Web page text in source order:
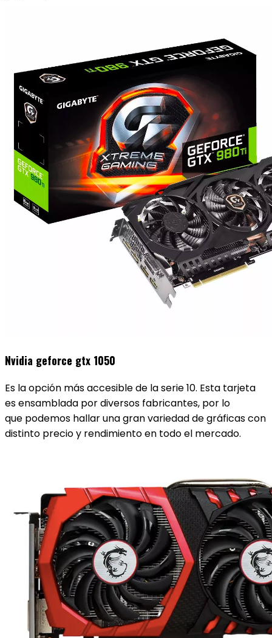
Nvidia geforce gtx 1050
Es la opción más accesible de la serie 10. Esta tarjeta
es ensamblada por diversos fabricantes, por lo
que podemos hallar una gran variedad de gráficas con
distinto precio y rendimiento en todo el mercado.